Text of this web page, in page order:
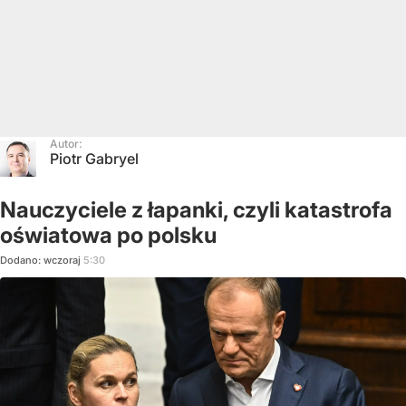
Autor:
Piotr Gabryel
Nauczyciele z łapanki, czyli katastrofa
oświatowa po polsku
Dodano: wczoraj 5:30